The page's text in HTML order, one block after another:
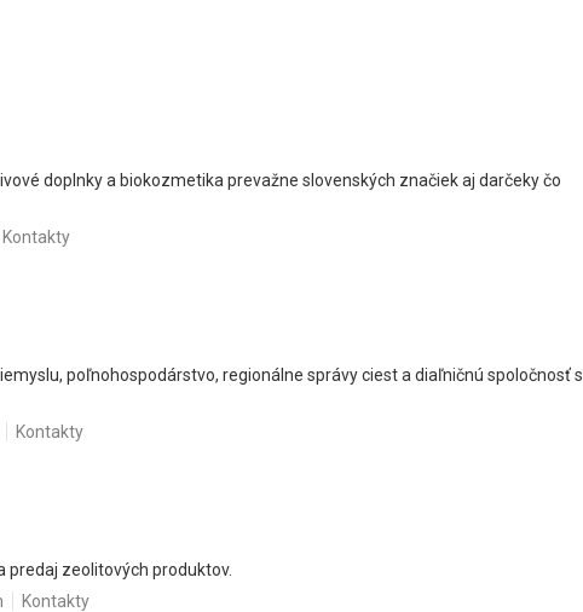
doplnky a biokozmetika prevažne slovenských značiek aj darčeky čo
Kontakty
poľnohospodárstvo, regionálne správy ciest a diaľničnú spoločnosť s
Kontakty
predaj zeolitových produktov.
Kontakty